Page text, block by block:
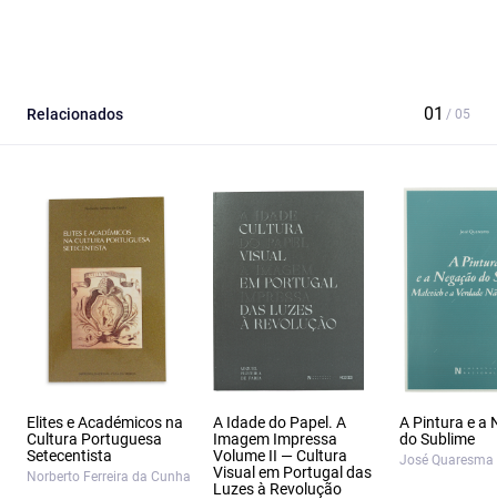
Relacionados
Elites e Académicos na
Cultura Portuguesa
Setecentista
Norberto Ferreira da Cunha
A Idade do Papel. A
Imagem Impressa
Volume II — Cultura
Visual em Portugal das
Luzes à Revolução
A Pintura e a
do Sublime
José Quaresma